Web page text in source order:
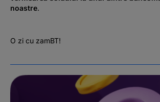
noastre.
O zi cu zamBT!